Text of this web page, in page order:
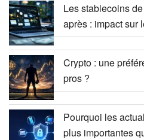
Les stablecoins
après : impact sur
Crypto : une
pros ?
Pourquoi les
plus importantes